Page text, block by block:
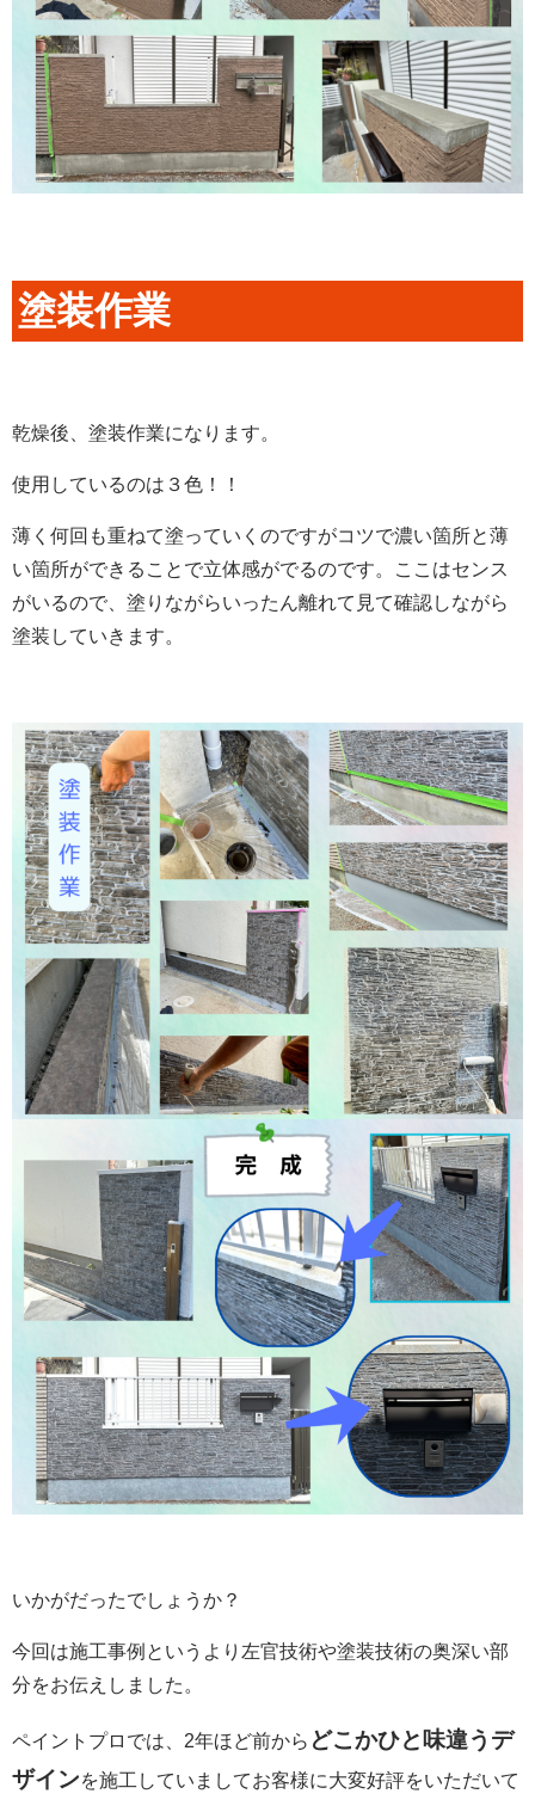
塗装作業
乾燥後、塗装作業になります。
使用しているのは３色！！
薄く何回も重ねて塗っていくのですがコツで濃い箇所と薄
い箇所ができることで立体感がでるのです。ここはセンス
がいるので、塗りながらいったん離れて見て確認しながら
塗装していきます。
いかがだったでしょうか？
今回は施工事例というより左官技術や塗装技術の奥深い部
分をお伝えしました。
ペイントプロでは、2年ほど前から どこかひと味違うデ
ザインを施工 していましてお客様に大変好評をいただいて